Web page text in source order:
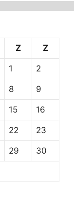
Z Z
1 2
8 9
15 16
22 23
29 30